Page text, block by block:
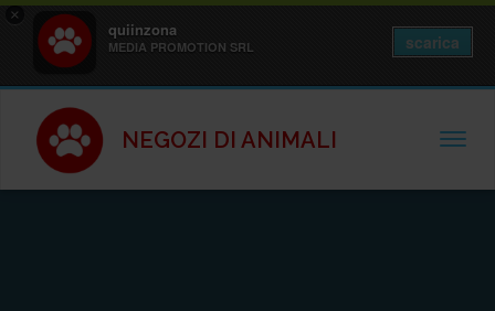
×
quiinzona
MEDIA PROMOTION SRL scarica
NEGOZI DI ANIMALI